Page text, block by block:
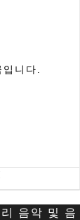
니다.
음악 및 음